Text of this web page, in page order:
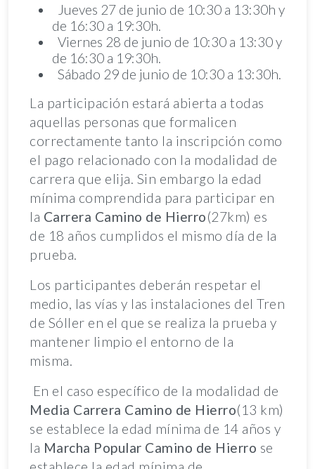
Jueves 27 de junio de 10:30 a 13:30h y
de 16:30 a 19:30h.
Viernes 28 de junio de 10:30 a 13:30 y
de 16:30 a 19:30h.
Sábado 29 de junio de 10:30 a 13:30h.
La participación estará abierta a todas
aquellas personas que formalicen
correctamente tanto la inscripción como
el pago relacionado con la modalidad de
carrera que elija. Sin embargo la edad
mínima comprendida para participar en
la Carrera Camino de Hierro(27km) es
de 18 años cumplidos el mismo día de la
prueba.
Los participantes deberán respetar el
medio, las vías y las instalaciones del Tren
de Sóller en el que se realiza la prueba y
mantener limpio el entorno de la
misma.
En el caso específico de la modalidad de
Media Carrera Camino de Hierro(13 km)
se establece la edad mínima de 14 años y
la Marcha Popular Camino de Hierro se